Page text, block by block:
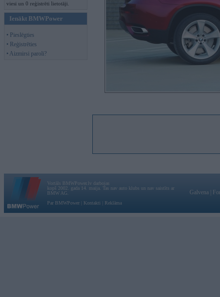
viesi un 0 reģistrēti lietotāji.
Ienākt BMWPower
• Pieslēgties
• Reģistrēties
• Aizmirsi paroli?
Vortāls BMWPower.lv darbojas
kopš 2002. gada 14. maija. Tas nav auto klubs un nav saistīts ar
BMW AG.
Par BMWPower
Kontakti Reklāma
Galvena